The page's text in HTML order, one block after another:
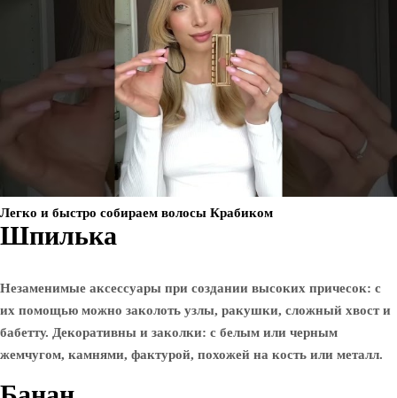
Легко и быстро собираем волосы Крабиком
Шпилька
Незаменимые аксессуары при создании высоких причесок: с
их помощью можно заколоть узлы, ракушки, сложный хвост и
бабетту. Декоративны и заколки: с белым или черным
жемчугом, камнями, фактурой, похожей на кость или металл.